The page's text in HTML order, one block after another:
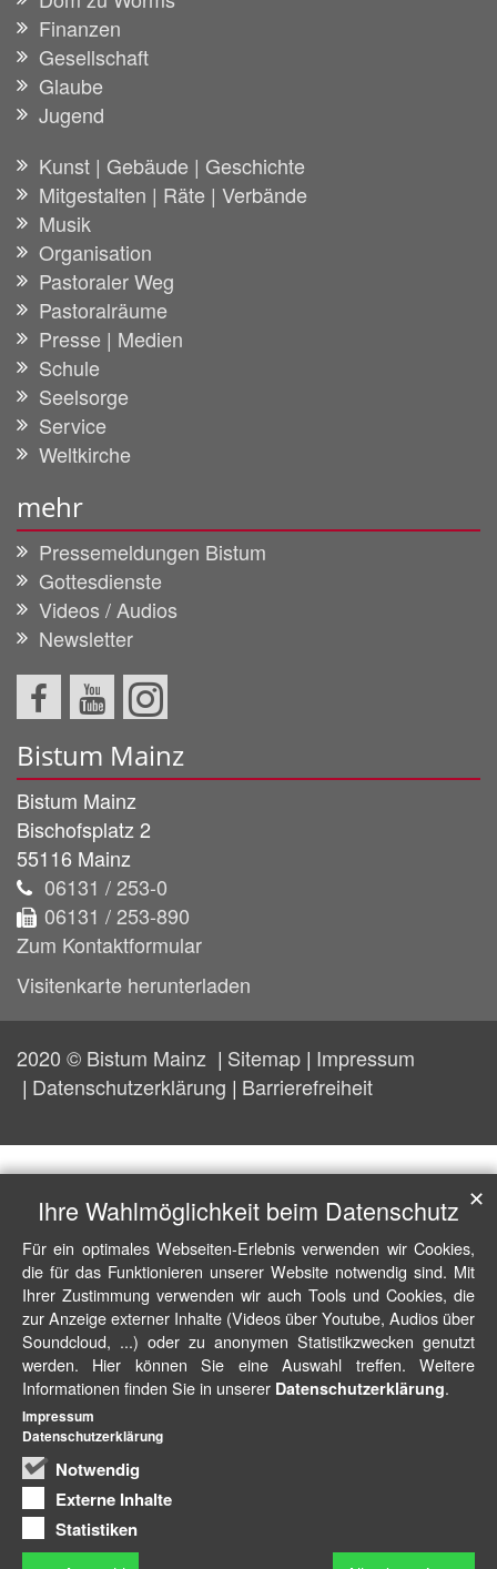
Finanzen
Gesellschaft
Glaube
Jugend
Kunst | Gebäude | Geschichte
Mitgestalten | Räte | Verbände
Musik
Organisation
Pastoraler Weg
Pastoralräume
Presse | Medien
Schule
Seelsorge
Service
Weltkirche
mehr
Pressemeldungen Bistum
Gottesdienste
Videos / Audios
Newsletter
Bistum Mainz
Bistum Mainz
Bischofsplatz 2
55116 Mainz
06131 / 253-0
06131 / 253-890
Zum Kontaktformular
Visitenkarte herunterladen
2020 © Bistum Mainz Sitemap Impressum
Datenschutzerklärung
Barrierefreiheit
Ihre Wahlmöglichkeit beim Datenschutz
Für ein optimales Webseiten-Erlebnis verwenden wir Cookies,
die für das Funktionieren unserer Website notwendig sind. Mit
Ihrer Zustimmung verwenden wir auch Tools und Cookies, die
zur Anzeige externer Inhalte (Videos über Youtube, Audios über
Soundcloud, ...) oder zu anonymen Statistikzwecken genutzt
werden. Hier können Sie eine Auswahl treffen. Weitere
Informationen finden Sie in unserer Datenschutzerklärung.
Notwendig
Externe Inhalte
Statistiken
✕
Impressum
Datenschutzerklärung